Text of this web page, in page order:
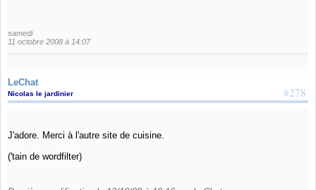
samedi
11 octobre 2008 à 14:07
LeChat
#278
Nicolas le jardinier
J'adore. Merci à l'autre site de cuisine.
('tain de wordfilter)